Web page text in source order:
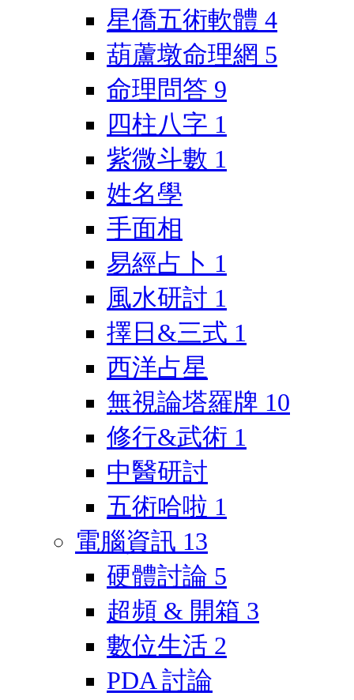
星僑五術軟體 4
葫蘆墩命理網 5
命理問答 9
四柱八字 1
紫微斗數 1
姓名學
手面相
易經占卜 1
風水研討 1
擇日&三式 1
西洋占星
無視論塔羅牌 10
修行&武術 1
中醫研討
五術哈啦 1
電腦資訊 13
硬體討論 5
超頻 & 開箱 3
數位生活 2
PDA 討論